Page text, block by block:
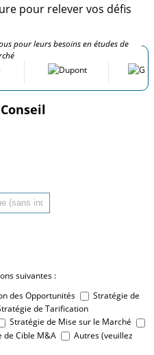
pour relever vos défis
pour leurs besoins en études de
suivantes :
des Opportunités
Stratégie de
de Tarification
Stratégie de Mise sur le Marché
de Cible M&A
Autres (veuillez